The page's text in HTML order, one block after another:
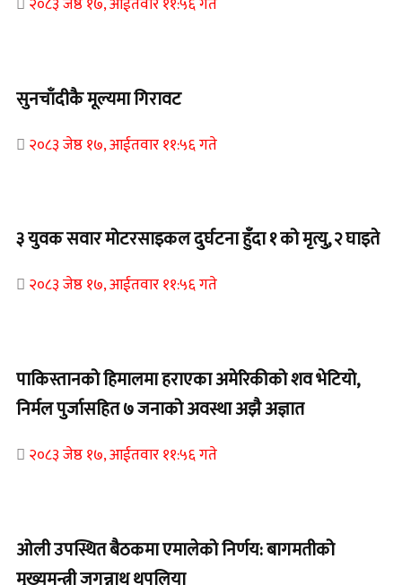
सुनचाँदीकै मूल्यमा गिरावट
२०८३ जेष्ठ १७, आईतवार ११:५६ गते
३ युवक सवार मोटरसाइकल दुर्घटना हुँदा १ को मृत्यु, २ घाइते
२०८३ जेष्ठ १७, आईतवार ११:५६ गते
पाकिस्तानको हिमालमा हराएका अमेरिकीको शव भेटियो,
निर्मल पुर्जासहित ७ जनाको अवस्था अझै अज्ञात
२०८३ जेष्ठ १७, आईतवार ११:५६ गते
ओली उपस्थित बैठकमा एमालेको निर्णय: बागमतीको